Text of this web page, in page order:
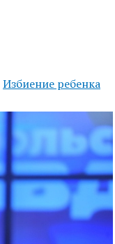
Избиение ребенка